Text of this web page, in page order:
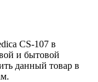
CS-107 в
и бытовой
данный товар в